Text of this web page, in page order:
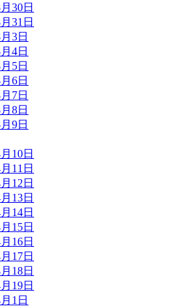
30日
31日
3日
4日
5日
6日
7日
8日
9日
10日
11日
12日
13日
14日
15日
16日
17日
18日
19日
1日